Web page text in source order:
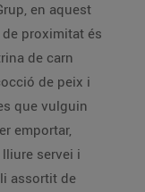
en aquest
proximitat és
de carn
de peix i
que vulguin
emportar,
servei i
assortit de